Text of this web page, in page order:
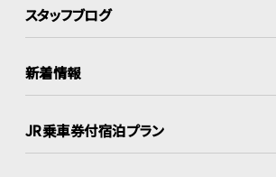
スタッフブログ
新着情報
JR乗車券付宿泊プラン